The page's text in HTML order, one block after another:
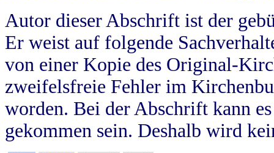
Autor dieser Abschrift ist der
Er weist auf folgende
von einer Kopie des Original-
zweifelsfreie Fehler im
worden. Bei der Abschrift kann
gekommen sein. Deshalb wird